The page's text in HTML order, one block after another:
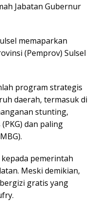
Jabatan Gubernur
memaparkan
(Pemprov) Sulsel
program strategis
daerah, termasuk di
stunting,
dan paling
pemerintah
Meski demikian,
gratis yang